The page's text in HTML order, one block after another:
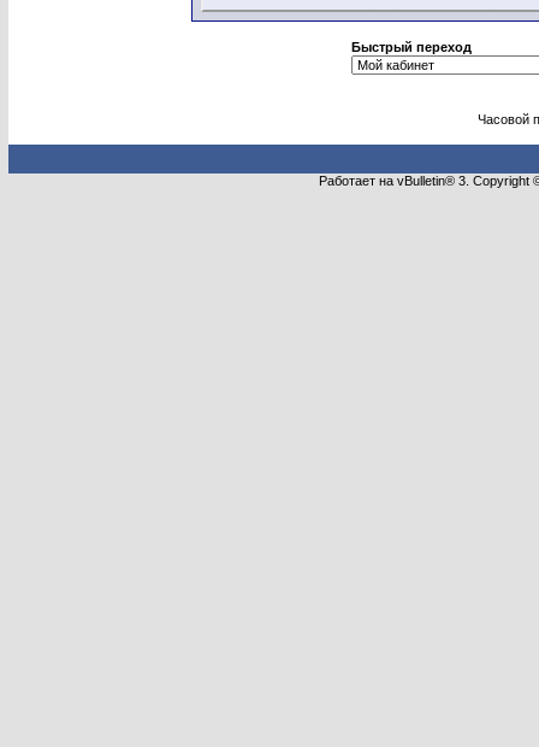
Быстрый переход
Часовой
Работает на vBulletin® 3.